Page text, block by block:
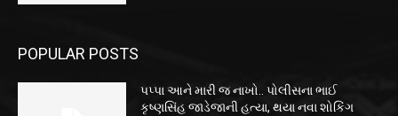
POPULAR POSTS
પપ્પા આને મારી જ નાખો.. પોલીસના ભાઈ
કૃષ્ણસિંહ જાડેજાની હત્યા, થયા નવા શોકિંગ